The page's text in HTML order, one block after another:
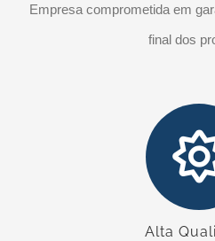
Empresa comprometida em
final dos
Alta